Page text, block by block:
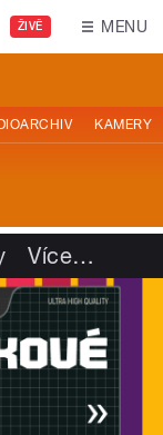
ŽIVĚ MENU
KAMERY
Více…